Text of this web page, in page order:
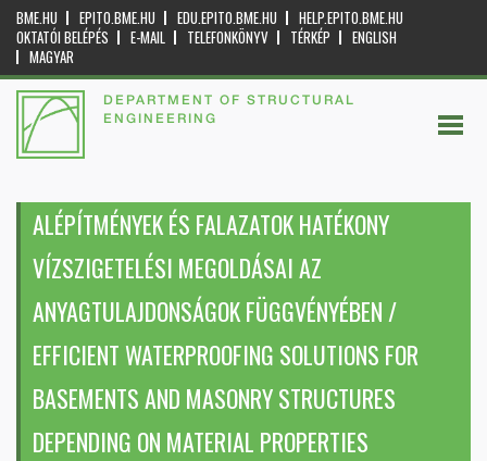
BME.HU EPITO.BME.HU EDU.EPITO.BME.HU
HELP.EPITO.BME.HU
OKTATÓI BELÉPÉS
E-MAIL TELEFONKÖNYV TÉRKÉP
ENGLISH
MAGYAR
DEPARTMENT OF STRUCTURAL
ENGINEERING
ALÉPÍTMÉNYEK ÉS FALAZATOK HATÉKONY
VÍZSZIGETELÉSI MEGOLDÁSAI AZ
ANYAGTULAJDONSÁGOK FÜGGVÉNYÉBEN /
EFFICIENT WATERPROOFING SOLUTIONS FOR
BASEMENTS AND MASONRY STRUCTURES
DEPENDING ON MATERIAL PROPERTIES